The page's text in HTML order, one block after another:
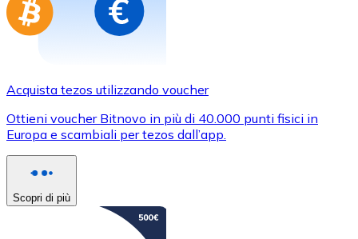
Acquista tezos utilizzando voucher
Ottieni voucher Bitnovo in più di 40.000 punti fisici in
Europa e scambiali per tezos dall’app.
Scopri di più